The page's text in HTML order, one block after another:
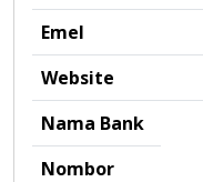
Emel
Website
Nama Bank
Nombor